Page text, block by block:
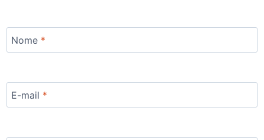
Nome *
E-mail *